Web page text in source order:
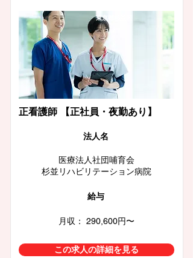
東京都杉並区
正看護師 【正社員・夜勤あり】
​法人名
医療法人社団哺育会
杉並リハビリテーション病院
給与
月収： 290,600円〜
この求人の詳細を見る